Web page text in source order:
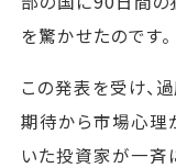
を驚かせたのです。
この発表を受け、
期待から市場心理
いた投資家が一斉